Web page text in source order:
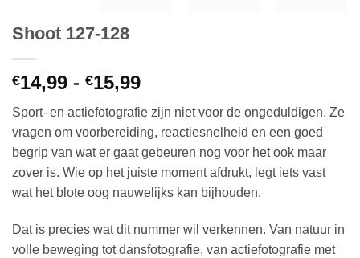
Shoot 127-128
€14,99 - €15,99Prijsklasse:
€14,99
tot
€15,99
Sport- en actiefotografie zijn niet voor de ongeduldigen. Ze
vragen om voorbereiding, reactiesnelheid en een goed
begrip van wat er gaat gebeuren nog voor het ook maar
zover is. Wie op het juiste moment afdrukt, legt iets vast
wat het blote oog nauwelijks kan bijhouden.
Dat is precies wat dit nummer wil verkennen. Van natuur in
volle beweging tot dansfotografie, van actiefotografie met